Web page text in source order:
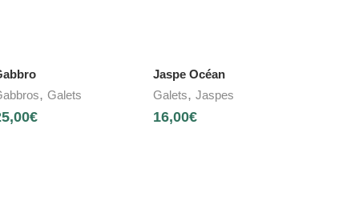
, Galets
€
Jaspe Océan
Galets,Jaspes
16,00€